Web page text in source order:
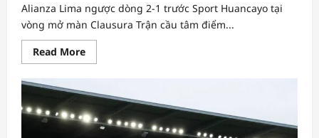
Alianza Lima ngược dòng 2-1 trước Sport Huancayo tại
vòng mở màn Clausura Trận cầu tâm điểm...
Read MoreRead
more
Alianza
Lima
ngược
dòng
2-
1